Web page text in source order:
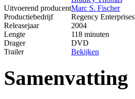
Uitvoerend producentMarc S. Fischer
Productiebedrijf
Regency Enterprises
Releasejaar
2004
Lengte
118 minuten
Drager
DVD
Trailer
Bekijken
Samenvatting